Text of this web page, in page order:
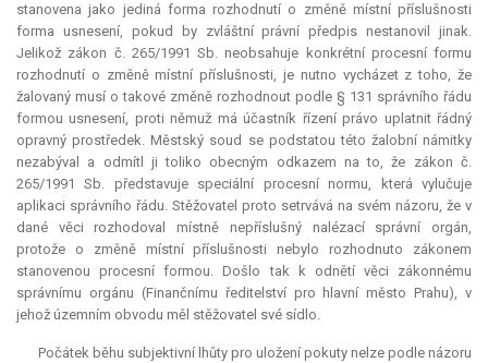
stanovena jako jediná forma rozhodnutí o změně místní příslušnosti
forma usnesení, pokud by zvláštní právní předpis nestanovil jinak.
Jelikož zákon č. 265/1991 Sb. neobsahuje konkrétní procesní formu
rozhodnutí o změně místní příslušnosti, je nutno vycházet z toho, že
žalovaný musí o takové změně rozhodnout podle § 131 správního řádu
formou usnesení, proti němuž má účastník řízení právo uplatnit řádný
opravný prostředek. Městský soud se podstatou této žalobní námitky
nezabýval a odmítl ji toliko obecným odkazem na to, že zákon č.
265/1991 Sb. představuje speciální procesní normu, která vylučuje
aplikaci správního řádu. Stěžovatel proto setrvává na svém názoru, že v
dané věci rozhodoval místně nepříslušný nalézací správní orgán,
protože o změně místní příslušnosti nebylo rozhodnuto zákonem
stanovenou procesní formou. Došlo tak k odnětí věci zákonnému
správnímu orgánu (Finančnímu ředitelství pro hlavní město Prahu), v
jehož územním obvodu měl stěžovatel své sídlo.
Počátek běhu subjektivní lhůty pro uložení pokuty nelze podle názoru